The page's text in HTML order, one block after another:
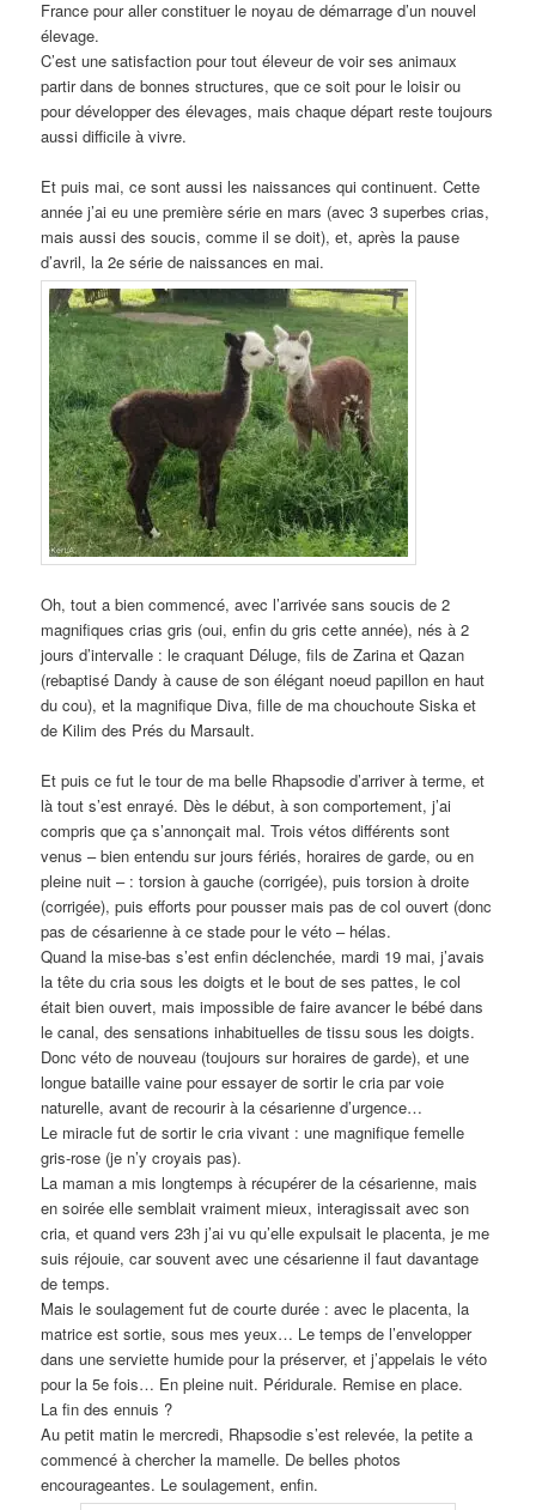
France pour aller constituer le noyau de démarrage d’un nouvel
élevage.
C’est une satisfaction pour tout éleveur de voir ses animaux
partir dans de bonnes structures, que ce soit pour le loisir ou
pour développer des élevages, mais chaque départ reste toujours
aussi difficile à vivre.
Et puis mai, ce sont aussi les naissances qui continuent. Cette
année j’ai eu une première série en mars (avec 3 superbes crias,
mais aussi des soucis, comme il se doit), et, après la pause
d’avril, la 2e série de naissances en mai.
Oh, tout a bien commencé, avec l’arrivée sans soucis de 2
magnifiques crias gris (oui, enfin du gris cette année), nés à 2
jours d’intervalle : le craquant Déluge, fils de Zarina et Qazan
(rebaptisé Dandy à cause de son élégant noeud papillon en haut
du cou), et la magnifique Diva, fille de ma chouchoute Siska et
de Kilim des Prés du Marsault.
Et puis ce fut le tour de ma belle Rhapsodie d’arriver à terme, et
là tout s’est enrayé. Dès le début, à son comportement, j’ai
compris que ça s’annonçait mal. Trois vétos différents sont
venus – bien entendu sur jours fériés, horaires de garde, ou en
pleine nuit – : torsion à gauche (corrigée), puis torsion à droite
(corrigée), puis efforts pour pousser mais pas de col ouvert (donc
pas de césarienne à ce stade pour le véto – hélas.
Quand la mise-bas s’est enfin déclenchée, mardi 19 mai, j’avais
la tête du cria sous les doigts et le bout de ses pattes, le col
était bien ouvert, mais impossible de faire avancer le bébé dans
le canal, des sensations inhabituelles de tissu sous les doigts.
Donc véto de nouveau (toujours sur horaires de garde), et une
longue bataille vaine pour essayer de sortir le cria par voie
naturelle, avant de recourir à la césarienne d’urgence…
Le miracle fut de sortir le cria vivant : une magnifique femelle
gris-rose (je n’y croyais pas).
La maman a mis longtemps à récupérer de la césarienne, mais
en soirée elle semblait vraiment mieux, interagissait avec son
cria, et quand vers 23h j’ai vu qu’elle expulsait le placenta, je me
suis réjouie, car souvent avec une césarienne il faut davantage
de temps.
Mais le soulagement fut de courte durée : avec le placenta, la
matrice est sortie, sous mes yeux… Le temps de l’envelopper
dans une serviette humide pour la préserver, et j’appelais le véto
pour la 5e fois… En pleine nuit. Péridurale. Remise en place.
La fin des ennuis ?
Au petit matin le mercredi, Rhapsodie s’est relevée, la petite a
commencé à chercher la mamelle. De belles photos
encourageantes. Le soulagement, enfin.